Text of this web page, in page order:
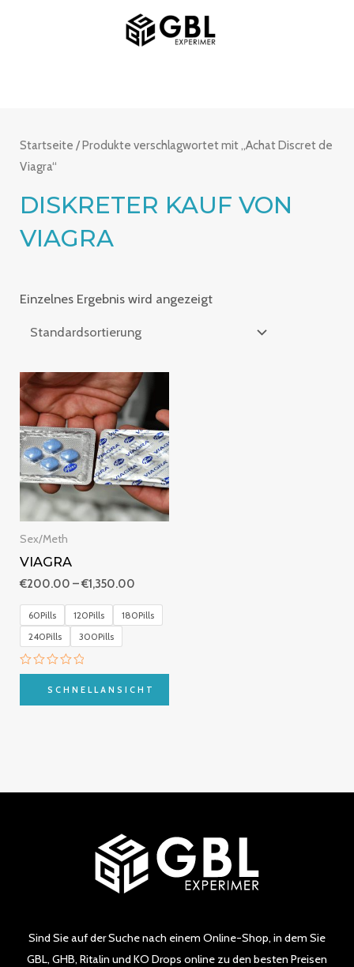
MAIN
MENU
Startseite / Produkte verschlagwortet mit „Achat Discret de
Viagra“
DISKRETER KAUF VON
VIAGRA
Einzelnes Ergebnis wird angezeigt
Sex/Meth
VIAGRA
€200.00 –€1,350.00
Preisspanne:
€200.00
€1,350.00
60Pills 120Pills
180Pills
240Pills
300Pills
Bewertet
von
SCHNELLANSICHT
Sind Sie auf der Suche nach einem Online-Shop, in dem Sie
GBL, GHB, Ritalin und KO Drops online zu den besten Preisen